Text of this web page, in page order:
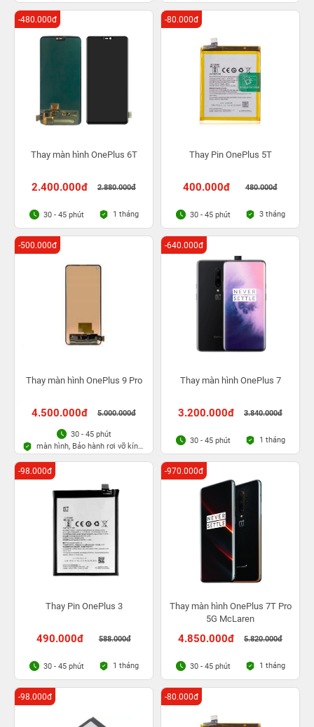
1 lần trong 3 tháng
Thay màn hình OnePlus 6T
2.400.000đ 2.880.000đ
-480.000đ
30 - 45 phút 1 tháng
Thay Pin OnePlus 5T
400.000đ 480.000đ
-80.000đ
30 - 45 phút 3 tháng
Thay màn hình OnePlus 9 Pro
4.500.000đ 5.000.000đ
-500.000đ
30 - 45 phút
màn hình, Bảo hành rơi vỡ kính
1 lần trong 3 tháng
Thay màn hình OnePlus 7
3.200.000đ 3.840.000đ
-640.000đ
30 - 45 phút 1 tháng
Thay Pin OnePlus 3
490.000đ 588.000đ
-98.000đ
30 - 45 phút 1 tháng
Thay màn hình OnePlus 7T Pro
5G McLaren
4.850.000đ 5.820.000đ
-970.000đ
30 - 45 phút 1 tháng
-98.000đ -80.000đ